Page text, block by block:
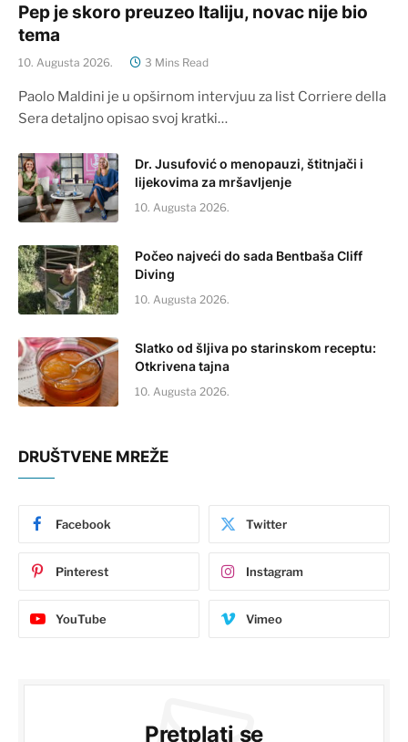
Pep je skoro preuzeo Italiju, novac nije bio
tema
10. Augusta 2026. 3 Mins Read
Paolo Maldini je u opširnom intervjuu za list Corriere della
Sera detaljno opisao svoj kratki…
Dr. Jusufović o menopauzi, štitnjači i
lijekovima za mršavljenje
10. Augusta 2026.
Počeo najveći do sada Bentbaša Cliff
Diving
10. Augusta 2026.
Slatko od šljiva po starinskom receptu:
Otkrivena tajna
10. Augusta 2026.
DRUŠTVENE MREŽE
Facebook Twitter
Pinterest Instagram
YouTube Vimeo
Pretplati se